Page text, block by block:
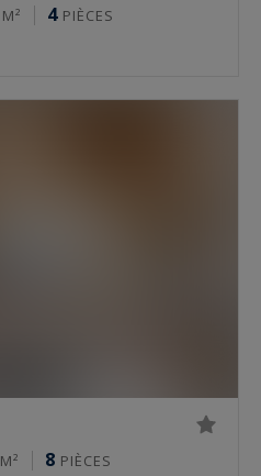
M² 4 PIÈCES
M² 8 PIÈCES